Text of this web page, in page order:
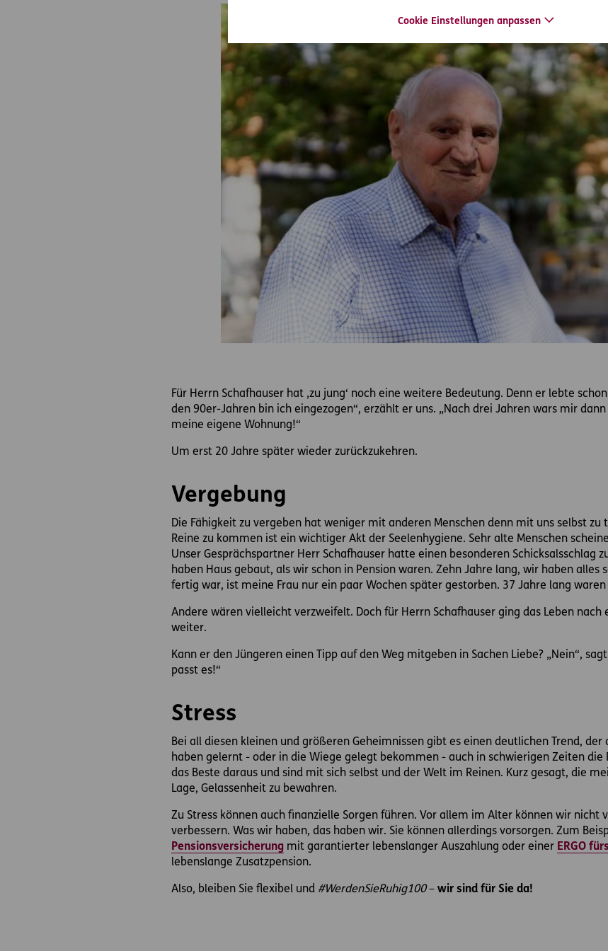
Cookie Einstellungen anpassen
Für Herrn Schafhauser hat ‚zu jung‘ noch eine weitere Bedeutung. Denn er lebte
den 90er-Jahren bin ich eingezogen“, erzählt er uns. „Nach drei Jahren wars mir
meine eigene Wohnung!“
Um erst 20 Jahre später wieder zurückzukehren.
Vergebung
Die Fähigkeit zu vergeben hat weniger mit anderen Menschen denn mit uns selbst zu
Reine zu kommen ist ein wichtiger Akt der Seelenhygiene. Sehr alte Menschen
Unser Gesprächspartner Herr Schafhauser hatte einen besonderen Schicksalsschlag
haben Haus gebaut, als wir schon in Pension waren. Zehn Jahre lang, wir haben alles
fertig war, ist meine Frau nur ein paar Wochen später gestorben. 37 Jahre lang
Andere wären vielleicht verzweifelt. Doch für Herrn Schafhauser ging das Leben nach
weiter.
Kann er den Jüngeren einen Tipp auf den Weg mitgeben in Sachen Liebe? „Nein“,
passt es!“
Stress
Bei all diesen kleinen und größeren Geheimnissen gibt es einen deutlichen Trend,
haben gelernt - oder in die Wiege gelegt bekommen - auch in schwierigen Zeiten die
das Beste daraus und sind mit sich selbst und der Welt im Reinen. Kurz gesagt, die
Lage, Gelassenheit zu bewahren.
Zu Stress können auch finanzielle Sorgen führen. Vor allem im Alter können wir nicht
verbessern. Was wir haben, das haben wir. Sie können allerdings vorsorgen. Zum
Pensionsversicherung mit garantierter lebenslanger Auszahlung oder einer ERGO
lebenslange Zusatzpension.
Also, bleiben Sie flexibel und #WerdenSieRuhig100– wir sind für Sie da!